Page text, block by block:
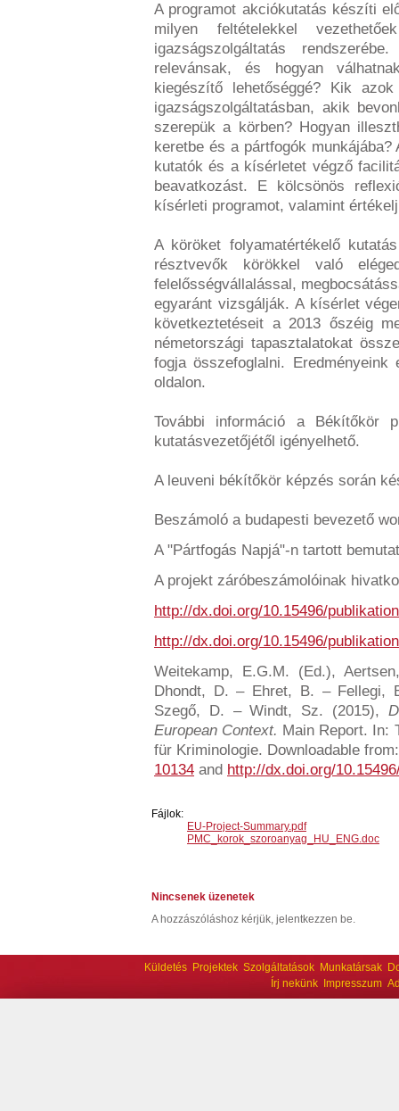
A programot akciókutatás készíti
milyen feltételekkel
igazságszolgáltatás
relevánsak, és hogyan
kiegészítő lehetőséggé? Kik
igazságszolgáltatásban, akik
szerepük a körben? Hogyan
keretbe és a pártfogók
kutatók és a kísérletet végző
beavatkozást. E kölcsönös
kísérleti programot, valamint
A köröket folyamatértékelő
résztvevők körökkel való
felelősségvállalással,
egyaránt vizsgálják. A kísérlet
következtetéseit a 2013 őszéig
németországi tapasztalatokat
fogja összefoglalni.
oldalon.
További információ a Békítőkör
kutatásvezetőjétől igényelhető.
A leuveni békítőkör képzés során
Beszámoló a budapesti bevezető
A "Pártfogás Napjá"-n tartott
A projekt záróbeszámolóinak
http://dx.doi.org/10.15496/
http://dx.doi.org/10.15496/
Weitekamp, E.G.M. (Ed.),
Dhondt, D. – Ehret, B. – Fellegi,
Szegő, D. – Windt, Sz. (2015),
European Context. Main Report. In:
für Kriminologie. Downloadable
10134 and http://dx.doi.org/
Fájlok:
EU-Project-Summary.pdf
PMC_korok_szoroanyag_HU_ENG.doc
Nincsenek üzenetek
A hozzászóláshoz kérjük, jelentkezzen be.
Küldetés Projektek Szolgáltatások Munkatársak
Írj nekünk
Impresszum